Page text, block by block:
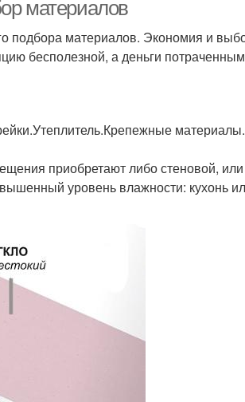
материалов
подбора материалов. Экономия и
бесполезной, а деньги
материалы.
приобретают либо стеновой, или
уровень влажности: кухонь